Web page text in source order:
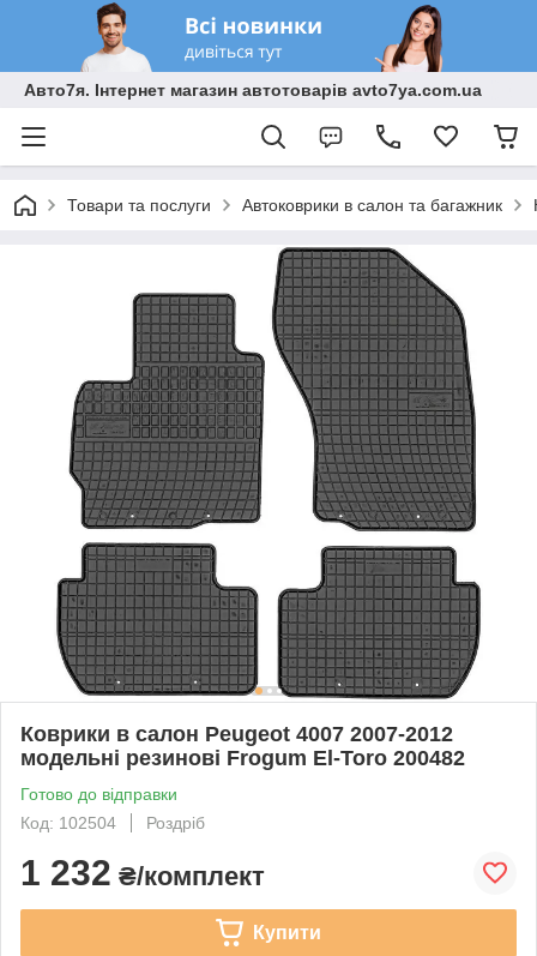
Авто7я. Інтернет магазин автотоварів avto7ya.com.ua
Товари та послуги Автоковрики в салон та багажник
Коврики в салон Peugeot 4007 2007-2012
модельні резинові Frogum El-Toro 200482
Готово до відправки
Код: 102504
Роздріб
1 232 ₴/комплект
Купити